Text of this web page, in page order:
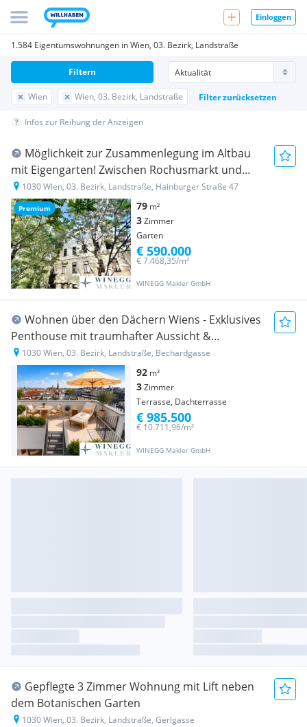
Einloggen
1.584 Eigentumswohnungen in Wien, 03. Bezirk, Landstraße
Wien Wien, 03. Bezirk, Landstraße Filter zurücksetzen
Filtern
Infos zur Reihung der Anzeigen
Premium
Möglichkeit zur Zusammenlegung im Altbau
mit Eigengarten! Zwischen Rochusmarkt und
Kardinal Nagl- Platz!
1030 Wien, 03. Bezirk, Landstraße, Hainburger Straße 47
79 m²
3Zimmer
Garten
WINEGG Makler GmbH
€ 7.468,35/m²
€ 590.000
Wohnen über den Dächern Wiens - Exklusives
Penthouse mit traumhafter Aussicht &
Dachterrasse, nächst Stadtpark, Wien Mitte und
Rochusmarkt
1030 Wien, 03. Bezirk, Landstraße, Bechardgasse
92 m²
3Zimmer
Terrasse, Dachterrasse
WINEGG Makler GmbH
€ 10.711,96/m²
€ 985.500
Gepflegte 3 Zimmer Wohnung mit Lift neben
dem Botanischen Garten
1030 Wien, 03. Bezirk, Landstraße, Gerlgasse